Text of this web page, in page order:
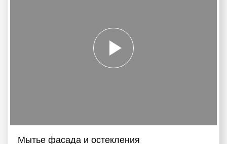
Мытье фасада и остекления